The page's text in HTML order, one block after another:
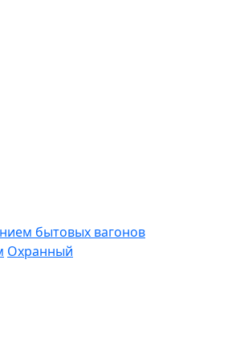
бытовых вагонов
Охранный